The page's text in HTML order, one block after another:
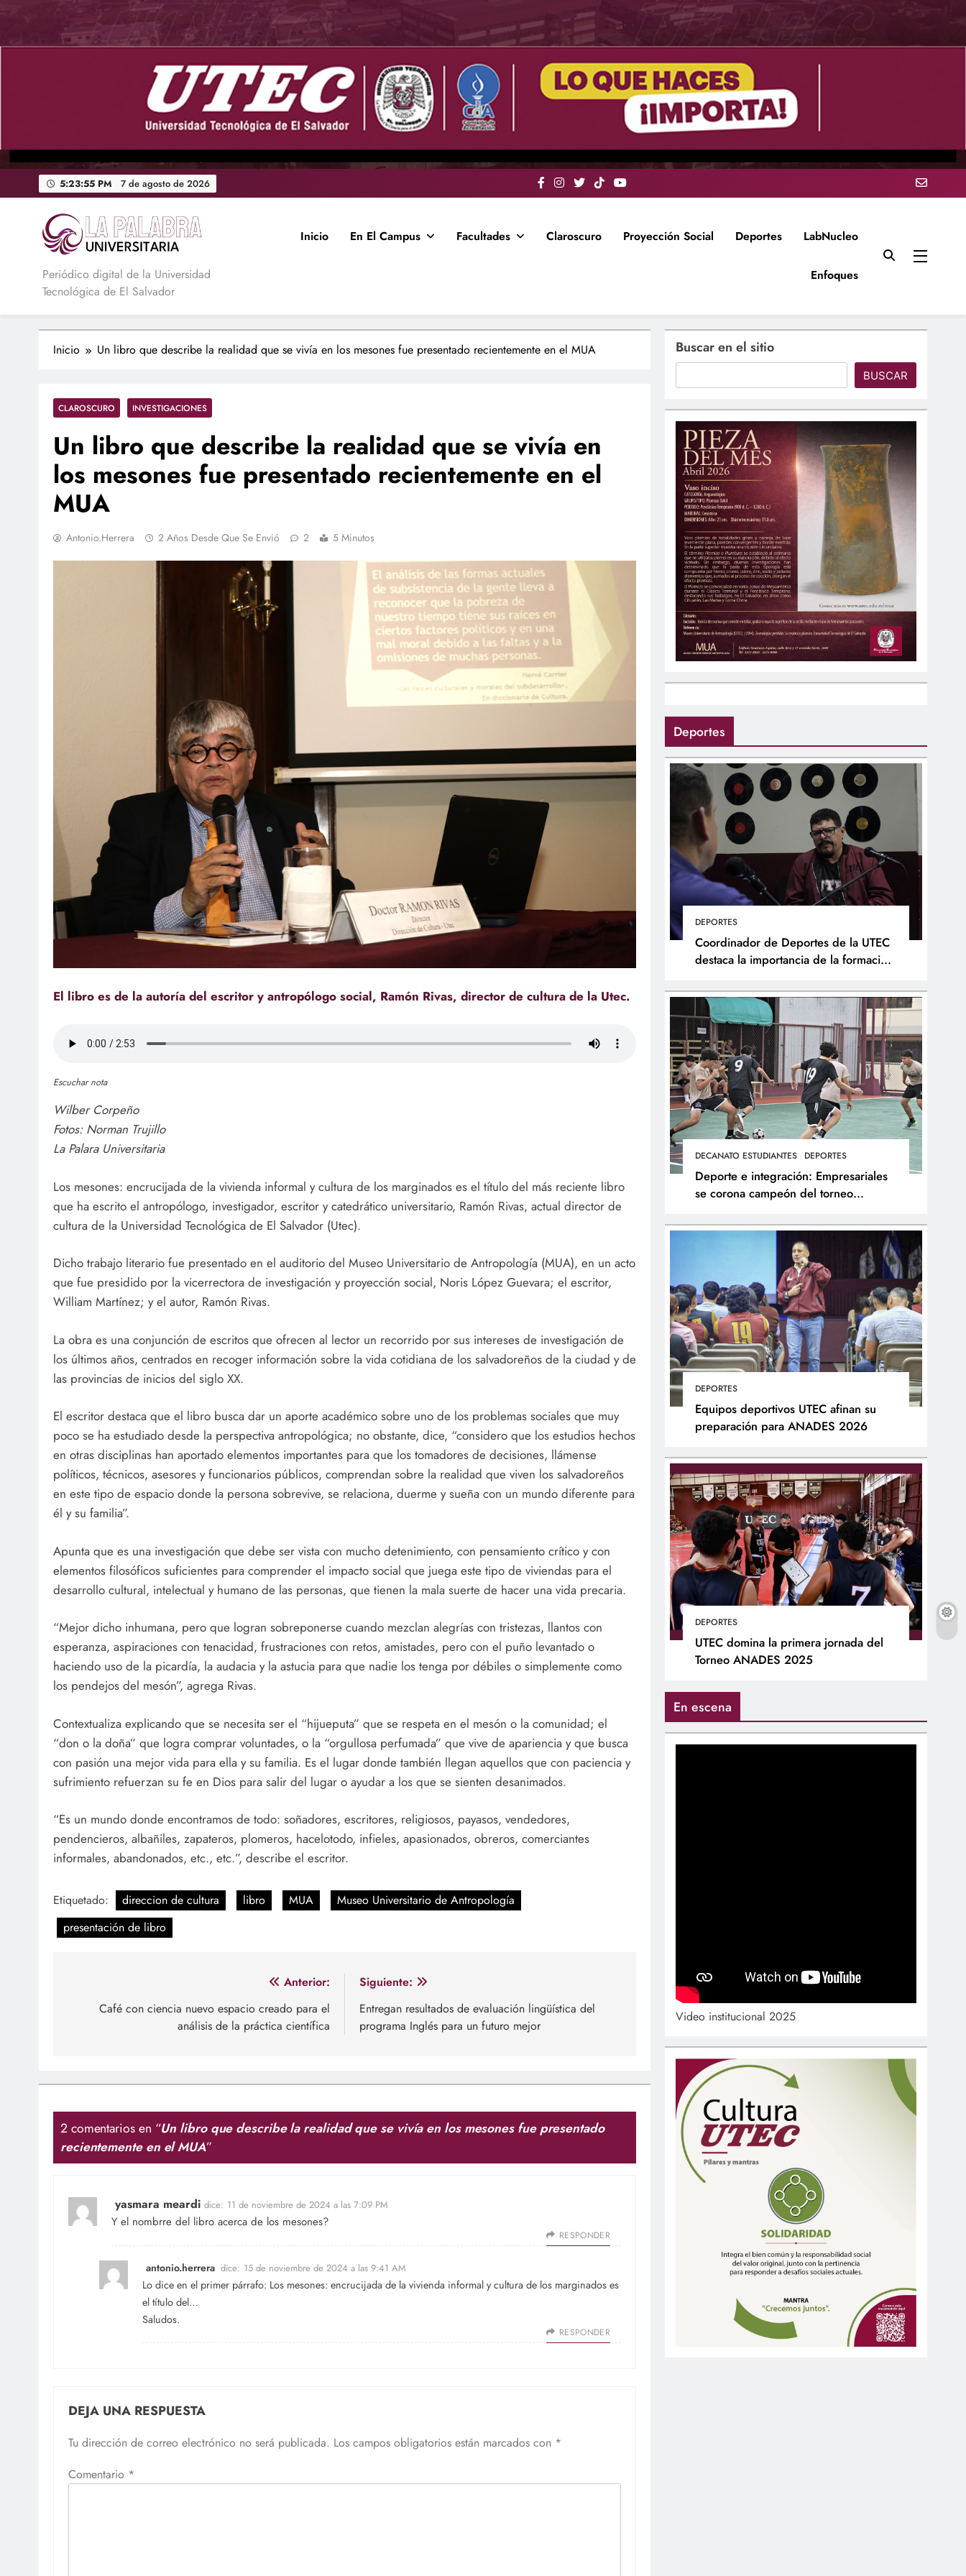
contenido
5:23:56 PM 7 de agosto de
2026
La Palabra Universitaria
Periódico digital de la Universidad
Tecnológica de El Salvador
Inicio En El Campus Facultades Claroscuro Proyección Social Deportes LabNucleo
Enfoques
Inicio Un libro que describe la realidad que se vivía en los mesones fue presentado recientemente en el MUA
CLAROSCURO INVESTIGACIONES
Un libro que describe la realidad que se vivía en
los mesones fue presentado recientemente en el
MUA
Antonio.herrera 2 Años Desde Que Se Envió 2 5 Minutos
El libro es de la autoría del escritor y antropólogo social, Ramón Rivas, director de cultura de la Utec.
Escuchar nota
Wilber Corpeño
Fotos: Norman Trujillo
La Palara Universitaria
Los mesones: encrucijada de la vivienda informal y cultura de los marginados es el título del más reciente libro
que ha escrito el antropólogo, investigador, escritor y catedrático universitario, Ramón Rivas, actual director de
cultura de la Universidad Tecnológica de El Salvador (Utec).
Dicho trabajo literario fue presentado en el auditorio del Museo Universitario de Antropología (MUA), en un acto
que fue presidido por la vicerrectora de investigación y proyección social, Noris López Guevara; el escritor,
William Martínez; y el autor, Ramón Rivas.
La obra es una conjunción de escritos que ofrecen al lector un recorrido por sus intereses de investigación de
los últimos años, centrados en recoger información sobre la vida cotidiana de los salvadoreños de la ciudad y de
las provincias de inicios del siglo XX.
El escritor destaca que el libro busca dar un aporte académico sobre uno de los problemas sociales que muy
poco se ha estudiado desde la perspectiva antropológica; no obstante, dice, “considero que los estudios hechos
en otras disciplinas han aportado elementos importantes para que los tomadores de decisiones, llámense
políticos, técnicos, asesores y funcionarios públicos, comprendan sobre la realidad que viven los salvadoreños
en este tipo de espacio donde la persona sobrevive, se relaciona, duerme y sueña con un mundo diferente para
él y su familia”.
Apunta que es una investigación que debe ser vista con mucho detenimiento, con pensamiento crítico y con
elementos filosóficos suficientes para comprender el impacto social que juega este tipo de viviendas para el
desarrollo cultural, intelectual y humano de las personas, que tienen la mala suerte de hacer una vida precaria.
“Mejor dicho inhumana, pero que logran sobreponerse cuando mezclan alegrías con tristezas, llantos con
esperanza, aspiraciones con tenacidad, frustraciones con retos, amistades, pero con el puño levantado o
haciendo uso de la picardía, la audacia y la astucia para que nadie los tenga por débiles o simplemente como
los pendejos del mesón”, agrega Rivas.
Contextualiza explicando que se necesita ser el “hijueputa” que se respeta en el mesón o la comunidad; el
“don o la doña” que logra comprar voluntades, o la “orgullosa perfumada” que vive de apariencia y que busca
con pasión una mejor vida para ella y su familia. Es el lugar donde también llegan aquellos que con paciencia y
sufrimiento refuerzan su fe en Dios para salir del lugar o ayudar a los que se sienten desanimados.
“Es un mundo donde encontramos de todo: soñadores, escritores, religiosos, payasos, vendedores,
pendencieros, albañiles, zapateros, plomeros, hacelotodo, infieles, apasionados, obreros, comerciantes
informales, abandonados, etc., etc.”, describe el escritor.
Etiquetado: direccion de cultura libro MUA
Museo Universitario de Antropología
presentación de libro
Anterior:
Café con ciencia nuevo espacio creado para el
análisis de la práctica científica
Siguiente:
Entregan resultados de evaluación lingüística del
programa Inglés para un futuro mejor
2 comentarios en “Un libro que describe la realidad que se vivía en los mesones fue presentado
recientemente en el MUA”
yasmara meardi dice: 11 de noviembre de 2024 a las 7:09 PM
Y el nombrre del libro acerca de los mesones?
RESPONDER
antonio.herrera dice: 15 de noviembre de 2024 a las 9:41 AM
Lo dice en el primer párrafo: Los mesones: encrucijada de la vivienda informal y cultura de los marginados es
el título del…
Saludos.
RESPONDER
DEJA UNA RESPUESTA
Tu dirección de correo electrónico no será publicada. Los campos obligatorios están marcados con *
Comentario *
Buscar en el sitio
BUSCAR
Deportes
DEPORTES
Coordinador de Deportes de la UTEC
destaca la importancia de la formación
DECANATO ESTUDIANTES DEPORTES
Deporte e integración: Empresariales
se corona campeón del torneo
DEPORTES
Equipos deportivos UTEC afinan su
preparación para ANADES 2026
DEPORTES
UTEC domina la primera jornada del
Torneo ANADES 2025
En escena
Video institucional 2025